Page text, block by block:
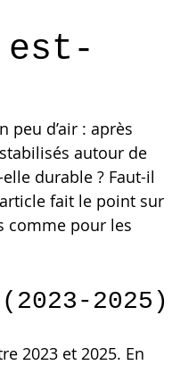
peu d’air : après
autour de
durable ? Faut-il
fait le point sur
comme pour les
2025)
2023 et 2025. En